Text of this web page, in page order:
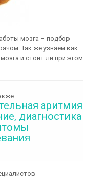
мозга – подбор
Так же узнаем как
и стоит ли при этом
аритмия
диагностика